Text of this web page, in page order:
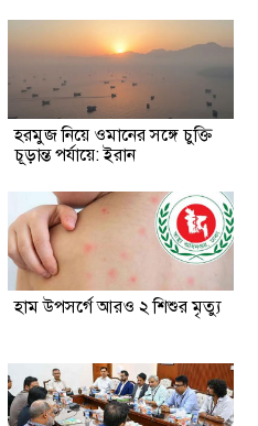
হরমুজ নিয়ে ওমানের সঙ্গে চুক্তি
চূড়ান্ত পর্যায়ে: ইরান
হাম উপসর্গে আরও ২ শিশুর মৃত্যু